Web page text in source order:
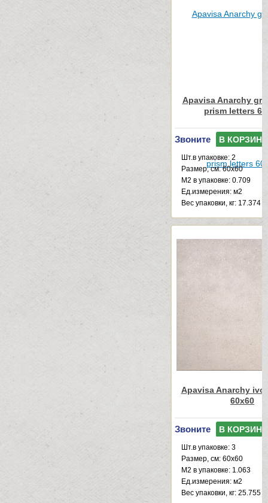
Apavisa Anarchy
prism letters
Звоните В КОРЗИНУ
Шт.в упаковке: 2
Размер, см: 60x60
М2 в упаковке: 0.709
Ед.измерения: м2
Веc упаковки, кг: 17.374
Apavisa Anarchy
60x60
Звоните В КОРЗИНУ
Шт.в упаковке: 3
Размер, см: 60x60
М2 в упаковке: 1.063
Ед.измерения: м2
Веc упаковки, кг: 25.755